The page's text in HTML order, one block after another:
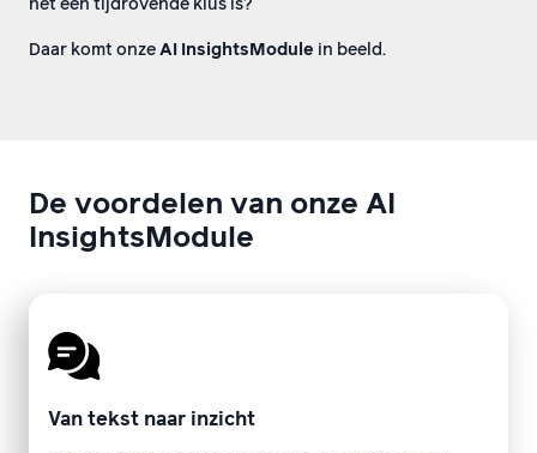
het een tijdrovende klus is?
Daar komt onze AI InsightsModule in beeld.
De voordelen van onze AI
InsightsModule
Van tekst naar inzicht